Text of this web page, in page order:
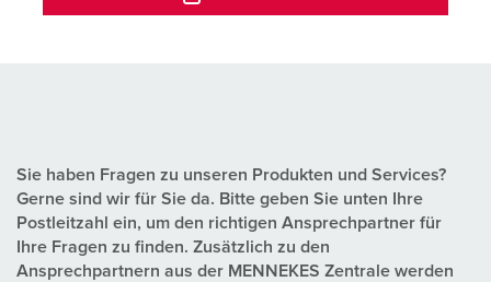
Sie haben Fragen zu unseren Produkten und Services?
Gerne sind wir für Sie da. Bitte geben Sie unten Ihre
Postleitzahl ein, um den richtigen Ansprechpartner für
Ihre Fragen zu finden. Zusätzlich zu den
Ansprechpartnern aus der MENNEKES Zentrale werden